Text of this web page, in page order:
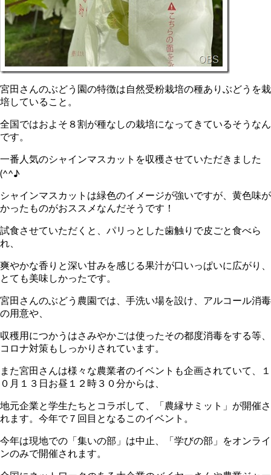
宮田さんのぶどう園の特徴は自然受粉栽培の種ありぶどうを栽
培していること。
全国ではおよそ８割が種なしの栽培になってきているそうなん
です。
一番人気のシャインマスカットを収穫させていただきました
(^^♪
シャインマスカットは緑色のイメージが強いですが、黄色味が
かったものがおススメなんだそうです！
試食させていただくと、パリっとした歯触りで皮ごと食べら
れ、
爽やかな香りと深い甘みを感じる果汁が口いっぱいに広がり、
とても美味しかったです。
宮田さんのぶどう農園では、手洗い場を設け、アルコール消毒
の用意や、
収穫用につかうはさみやかごは使ったその都度消毒をする等、
コロナ対策もしっかりされています。
また宮田さんは様々な農業者のイベントも企画されていて、１
０月１３日お昼１２時３０分からは、
地元企業と学生たちとコラボして、「農縁サミット」が開催さ
れます。今年で７回目となるこのイベント。
今年は現地での「集いの部」は中止、「学びの部」をオンライ
ンのみで開催されます。